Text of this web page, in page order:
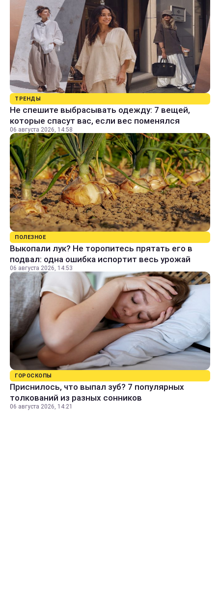
ТРЕНДЫ
Не спешите выбрасывать одежду: 7 вещей,
которые спасут вас, если вес поменялся
06 августа 2026, 14:58
ПОЛЕЗНОЕ
Выкопали лук? Не торопитесь прятать его в
подвал: одна ошибка испортит весь урожай
06 августа 2026, 14:53
ГОРОСКОПЫ
Приснилось, что выпал зуб? 7 популярных
толкований из разных сонников
06 августа 2026, 14:21